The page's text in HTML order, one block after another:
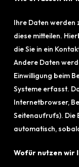
Ihre Daten werden
diese mitteilen.
die Sie in ein
Andere Daten
Einwilligung beim
Systeme erfasst.
Internetbrowser,
Seitenaufrufs).
automatisch,
Wofür nutzen wir